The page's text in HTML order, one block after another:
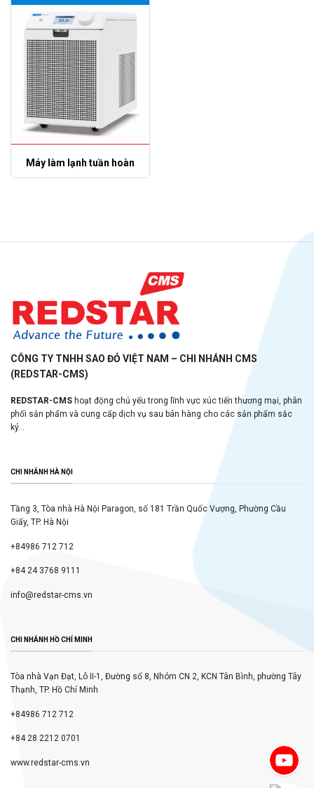
Máy làm lạnh tuần hoàn
CÔNG TY TNHH SAO ĐỎ VIỆT NAM – CHI NHÁNH CMS
(REDSTAR-CMS)
REDSTAR-CMS hoạt động chủ yếu trong lĩnh vực xúc tiến thương mại, phân
phối sản phẩm và cung cấp dịch vụ sau bán hàng cho các sản phẩm sắc
ký...
CHI NHÁNH HÀ NỘI
Tầng 3, Tòa nhà Hà Nội Paragon, số 181 Trần Quốc Vượng, Phường Cầu
Giấy, TP. Hà Nội
+84986 712 712
+84 24 3768 9111
info@redstar-cms.vn
CHI NHÁNH HỒ CHÍ MINH
Tòa nhà Vạn Đạt, Lô II-1, Đường số 8, Nhóm CN 2, KCN Tân Bình, phường Tây
Thạnh, TP. Hồ Chí Minh
+84986 712 712
+84 28 2212 0701
www.redstar-cms.vn